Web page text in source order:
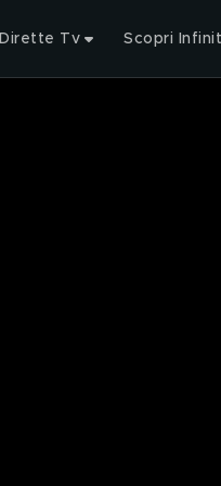
Dirette Tv Scopri